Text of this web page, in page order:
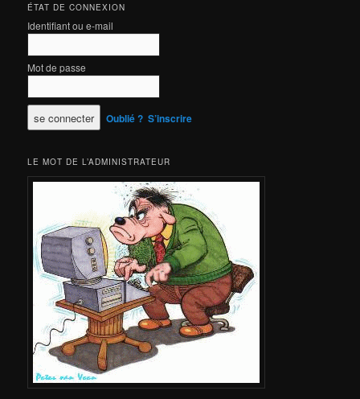
ÉTAT DE CONNEXION
Identifiant ou e-mail
Mot de passe
Oublié ? S’inscrire
LE MOT DE L’ADMINISTRATEUR